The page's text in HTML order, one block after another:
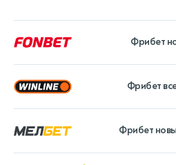
Фрибет
Фрибет
Фрибет